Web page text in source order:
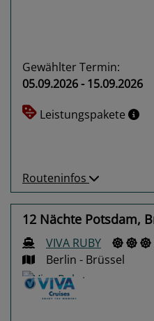
Gewählter Termin:
05.09.2026 - 15.09.2026
Leistungspakete
Routeninfos
12 Nächte Potsdam,
VIVA RUBY
Berlin - Brüssel